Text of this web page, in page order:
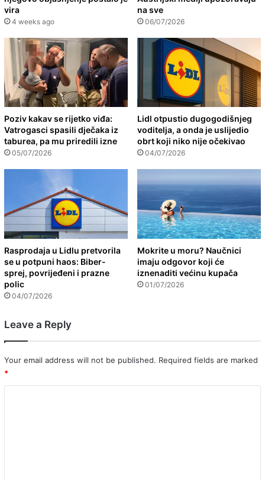
vira
4 weeks ago
na sve
06/07/2026
Poziv kakav se rijetko viđa:
Vatrogasci spasili dječaka iz
taburea, pa mu priredili izne
05/07/2026
Lidl otpustio dugogodišnjeg
voditelja, a onda je uslijedio
obrt koji niko nije očekivao
04/07/2026
Rasprodaja u Lidlu pretvorila
se u potpuni haos: Biber-
sprej, povrijeđeni i prazne
polic
04/07/2026
Mokrite u moru? Naučnici
imaju odgovor koji će
iznenaditi većinu kupača
01/07/2026
Leave a Reply
Your email address will not be published. Required fields are marked
*